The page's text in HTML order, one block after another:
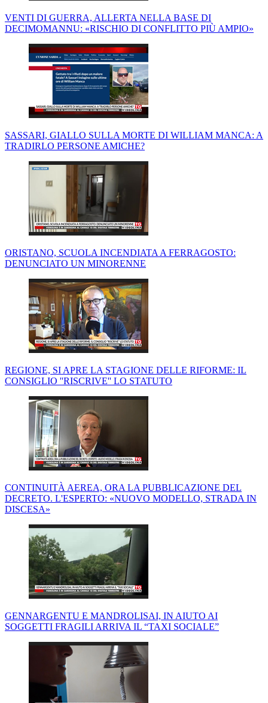
VENTI DI GUERRA, ALLERTA NELLA BASE DI
DECIMOMANNU: «RISCHIO DI CONFLITTO PIÙ AMPIO»
SASSARI, GIALLO SULLA MORTE DI WILLIAM MANCA: A
TRADIRLO PERSONE AMICHE?
ORISTANO, SCUOLA INCENDIATA A FERRAGOSTO:
DENUNCIATO UN MINORENNE
REGIONE, SI APRE LA STAGIONE DELLE RIFORME: IL
CONSIGLIO ''RISCRIVE'' LO STATUTO
CONTINUITÀ AEREA, ORA LA PUBBLICAZIONE DEL
DECRETO. L'ESPERTO: «NUOVO MODELLO, STRADA IN
DISCESA»
GENNARGENTU E MANDROLISAI, IN AIUTO AI
SOGGETTI FRAGILI ARRIVA IL “TAXI SOCIALE”